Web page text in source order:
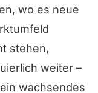
wo es neue
stehen,
weiter –
wachsendes